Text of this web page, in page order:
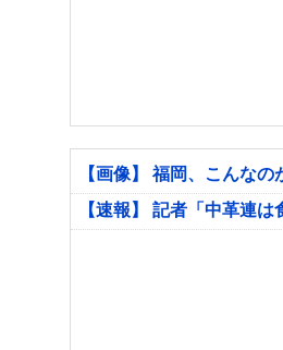
【画像】 福岡、こんな
【速報】 記者「中革連